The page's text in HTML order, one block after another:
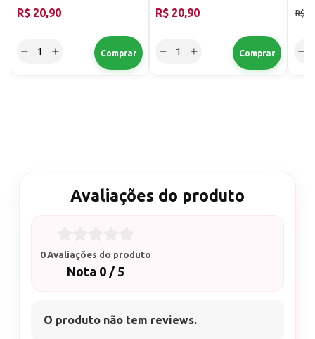
R$ 20,90 R$ 20,90 R$
Avaliações do produto
0 Avaliações do produto
Nota 0 / 5
O produto não tem reviews.